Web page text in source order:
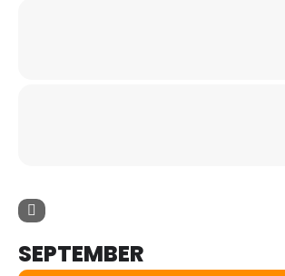
SEPTEMBER